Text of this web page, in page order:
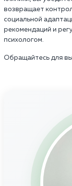
возвращает
социальной
рекомендаций и
психологом.
Обращайтесь для